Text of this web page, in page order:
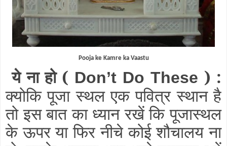
Pooja ke Kamre ka Vaastu
ये ना हो ( Don’t Do These ) :
क्योकि पूजा स्थल एक पवित्र स्थान है
तो इस बात का ध्यान रखें कि पूजास्थल
के ऊपर या फिर नीचे कोई शौचालय ना